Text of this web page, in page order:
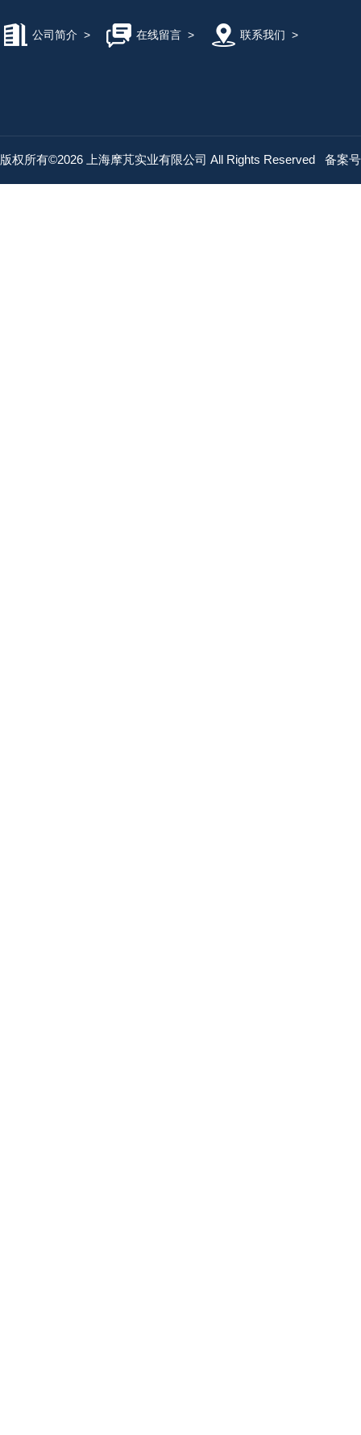
公司简介 > 在线留言> 联系我们 >
版权所有©2026 上海摩芃实业有限公司 All Rights Reserved 备案